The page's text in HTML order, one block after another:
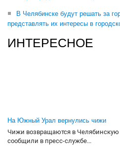
В Челябинске будут решать за
представлять их интересы в
ИНТЕРЕСНОЕ
На Южный Урал вернулись чижи
Чижи возвращаются в Челябинскую
сообщили в пресс-службе...